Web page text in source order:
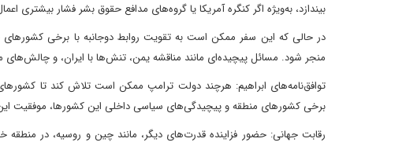
بیندازد، به‌ویژه اگر کنگره آمریکا یا گروه‌های مدافع حقوق بشر فشار بیشتری
در حالی که این سفر ممکن است به تقویت روابط دوجانبه با برخی
منجر شود. مسائل پیچیده‌ای مانند مناقشه یمن، تنش‌ها با ایران، و
توافق‌نامه‌های ابراهیم: هرچند دولت ترامپ ممکن است تلاش کند تا
برخی کشورهای منطقه و پیچیدگی‌های سیاسی داخلی این کشورها، موفقیت
رقابت جهانی: حضور فزاینده قدرت‌های دیگر، مانند چین و روسیه، در